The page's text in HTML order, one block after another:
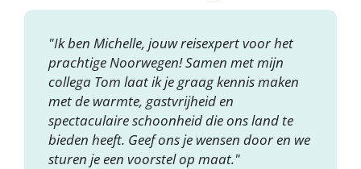
"Ik ben Michelle, jouw reisexpert voor het
prachtige Noorwegen! Samen met mijn
collega Tom laat ik je graag kennis maken
met de warmte, gastvrijheid en
spectaculaire schoonheid die ons land te
bieden heeft. Geef ons je wensen door en we
sturen je een voorstel op maat."